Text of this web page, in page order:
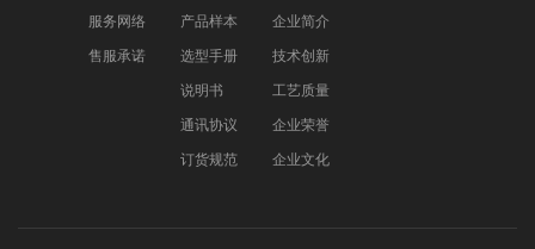
服务网络
售服承诺
产品样本
选型手册
说明书
通讯协议
订货规范
企业简介
技术创新
工艺质量
企业荣誉
企业文化